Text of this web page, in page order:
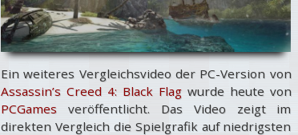
Ein weiteres Vergleichsvideo der PC-Version von
Assassin’s Creed 4: Black Flagwurde heute von
PCGames veröffentlicht. Das Video zeigt im
direkten Vergleich die Spielgrafik auf niedrigsten